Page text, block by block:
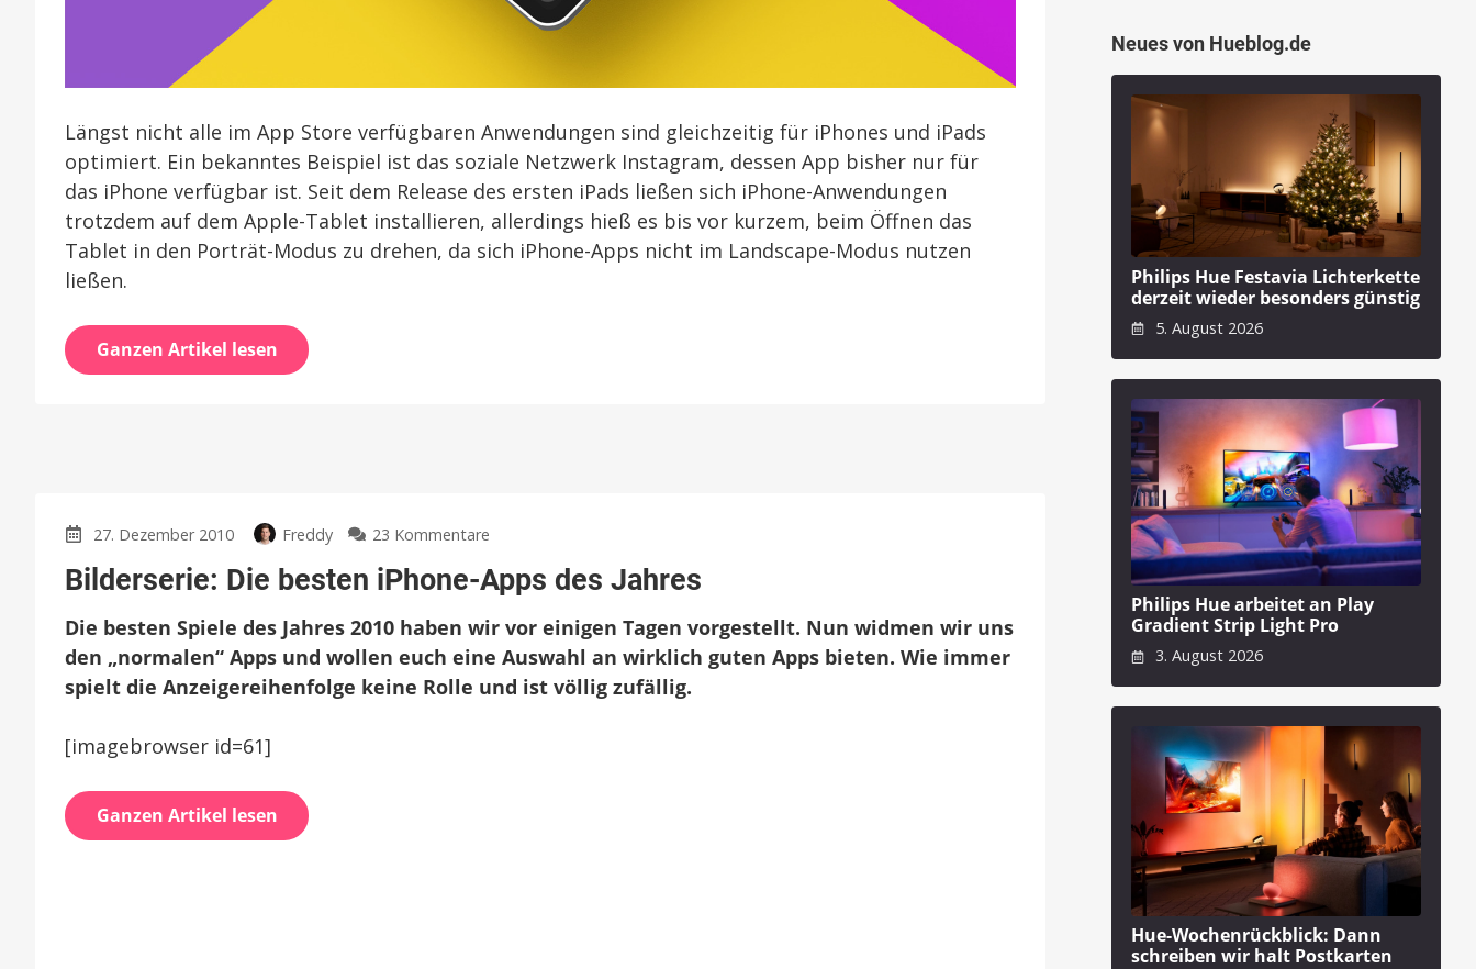
Längst nicht alle im App Store verfügbaren Anwendungen sind gleichzeitig für iPhones und iPads
optimiert. Ein bekanntes Beispiel ist das soziale Netzwerk Instagram, dessen App bisher nur für
das iPhone verfügbar ist. Seit dem Release des ersten iPads ließen sich iPhone-Anwendungen
trotzdem auf dem Apple-Tablet installieren, allerdings hieß es bis vor kurzem, beim Öffnen das
Tablet in den Porträt-Modus zu drehen, da sich iPhone-Apps nicht im Landscape-Modus nutzen
ließen.
Ganzen Artikel lesen
27. Dezember 2010 Freddy 23 Kommentare
Die
iPhone-
Apps
Jahres
Bilderserie: Die besten iPhone-Apps des Jahres
Die besten Spiele des Jahres 2010 haben wir vor einigen Tagen vorgestellt. Nun widmen wir uns
den „normalen“ Apps und wollen euch eine Auswahl an wirklich guten Apps bieten. Wie immer
spielt die Anzeigereihenfolge keine Rolle und ist völlig zufällig.
[imagebrowser id=61]
Ganzen Artikel lesen
Neues von Hueblog.de
Philips Hue Festavia Lichterkette
derzeit wieder besonders günstig
5. August 2026
Philips Hue arbeitet an Play
Gradient Strip Light Pro
3. August 2026
Hue-Wochenrückblick: Dann
schreiben wir halt Postkarten